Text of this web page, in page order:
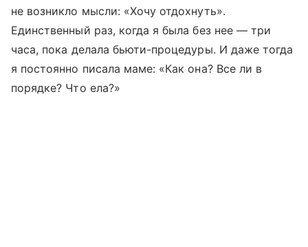
не возникло мысли: «Хочу отдохнуть».
Единственный раз, когда я была без нее — три
часа, пока делала бьюти-процедуры. И даже тогда
я постоянно писала маме: «Как она? Все ли в
порядке? Что ела?»